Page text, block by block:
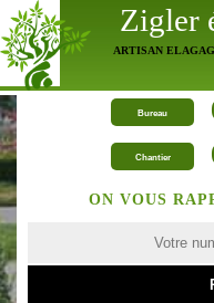
Zigler
ARTISAN
Bureau
Chantier
ON VOUS